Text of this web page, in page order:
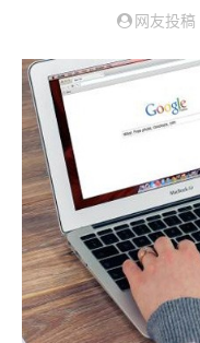
网友投稿